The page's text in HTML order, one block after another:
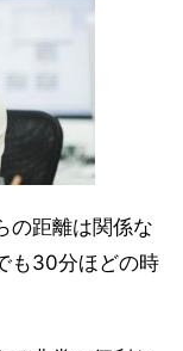
の距離は関係な
も30分ほどの時